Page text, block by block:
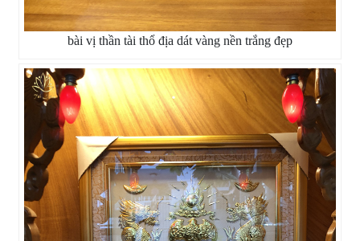
bài vị thần tài thổ địa dát vàng nền trắng đẹp